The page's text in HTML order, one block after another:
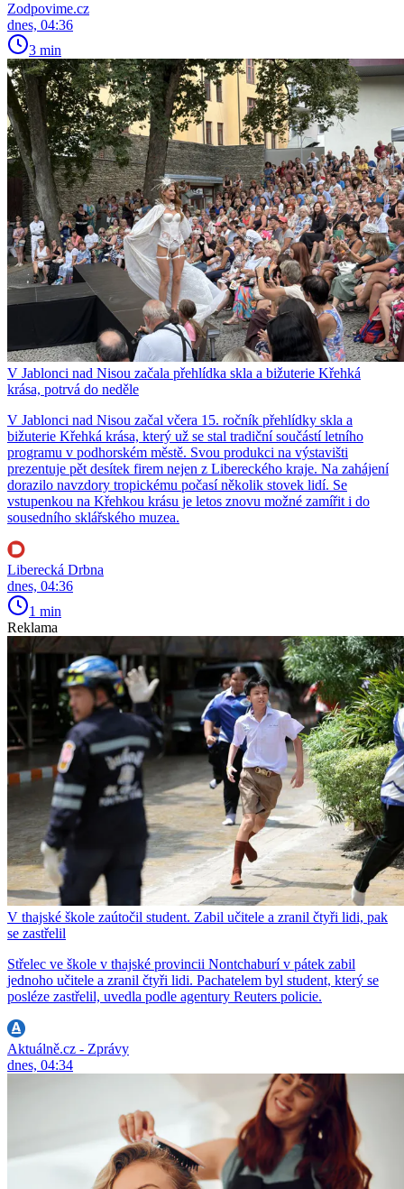
Zodpovime.cz
dnes, 04:36
3 min
V Jablonci nad Nisou začala přehlídka skla a bižuterie Křehká
krása, potrvá do neděle
V Jablonci nad Nisou začal včera 15. ročník přehlídky skla a
bižuterie Křehká krása, který už se stal tradiční součástí letního
programu v podhorském městě. Svou produkci na výstavišti
prezentuje pět desítek firem nejen z Libereckého kraje. Na zahájení
dorazilo navzdory tropickému počasí několik stovek lidí. Se
vstupenkou na Křehkou krásu je letos znovu možné zamířit i do
sousedního sklářského muzea.
Liberecká Drbna
dnes, 04:36
1 min
Reklama
V thajské škole zaútočil student. Zabil učitele a zranil čtyři lidi, pak
se zastřelil
Střelec ve škole v thajské provincii Nontchaburí v pátek zabil
jednoho učitele a zranil čtyři lidi. Pachatelem byl student, který se
posléze zastřelil, uvedla podle agentury Reuters policie.
Aktuálně.cz - Zprávy
dnes, 04:34